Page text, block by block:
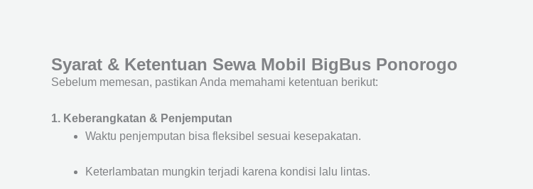
Syarat & Ketentuan Sewa Mobil BigBus Ponorogo
Sebelum memesan, pastikan Anda memahami ketentuan berikut:
1. Keberangkatan & Penjemputan
Waktu penjemputan bisa fleksibel sesuai kesepakatan.
Keterlambatan mungkin terjadi karena kondisi lalu lintas.